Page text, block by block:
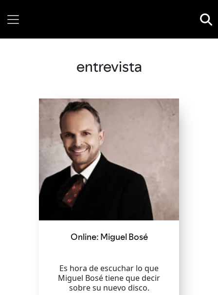
entrevista
Online: Miguel Bosé
Es hora de escuchar lo que
Miguel Bosé tiene que decir
sobre su nuevo disco.